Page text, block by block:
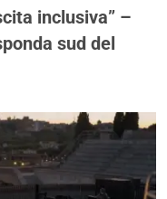
inclusiva” –
sud del